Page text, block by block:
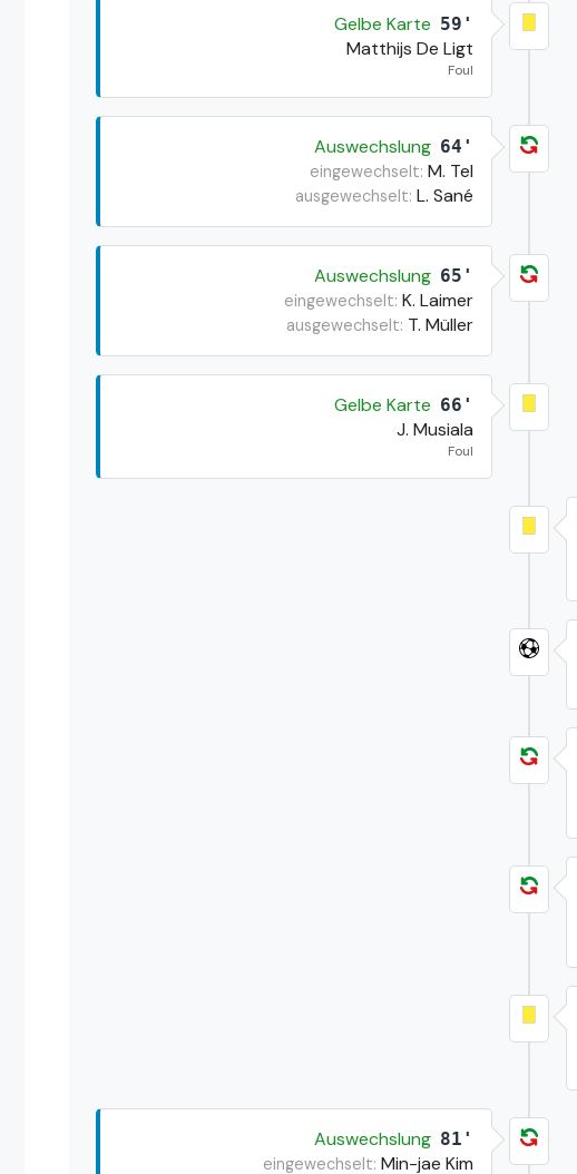
Gelbe Karte 59'
Matthijs De Ligt
Foul
Auswechslung 64'
eingewechselt: M. Tel
ausgewechselt: L. Sané
Auswechslung 65'
eingewechselt: K. Laimer
ausgewechselt: T. Müller
Gelbe Karte 66'
J. Musiala
Foul
Auswechslung 81'
eingewechselt: Min-jae Kim